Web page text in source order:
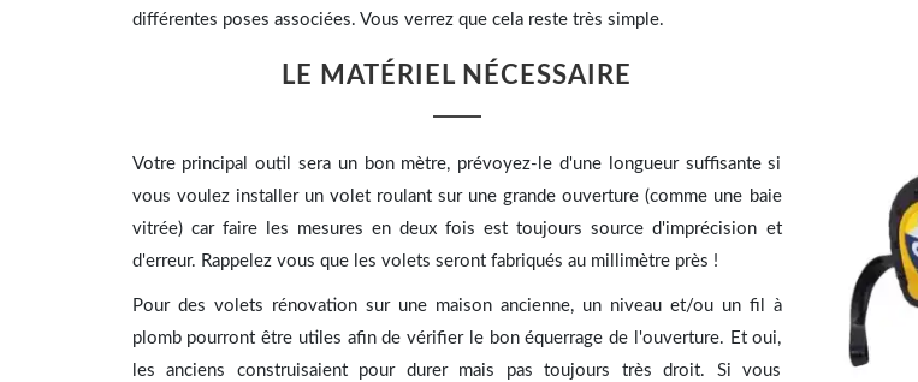
différentes poses associées. Vous verrez que cela reste très simple.
LE MATÉRIEL NÉCESSAIRE
Votre principal outil sera un bon mètre, prévoyez-le d'une longueur suffisante si
vous voulez installer un volet roulant sur une grande ouverture (comme une baie
vitrée) car faire les mesures en deux fois est toujours source d'imprécision et
d'erreur. Rappelez vous que les volets seront fabriqués au millimètre près !
Pour des volets rénovation sur une maison ancienne, un niveau et/ou un fil à
plomb pourront être utiles afin de vérifier le bon équerrage de l'ouverture. Et oui,
les anciens construisaient pour durer mais pas toujours très droit. Si vous